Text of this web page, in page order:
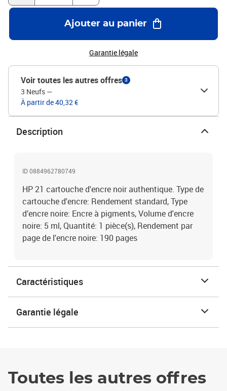
Ajouter au panier
Garantie légale
Voir toutes les autres offres 3
3 Neufs —
À partir de 40,32 €
Description
ID 0884962780749
HP 21 cartouche d'encre noir authentique. Type de
cartouche d'encre: Rendement standard, Type
d’encre noire: Encre à pigments, Volume d'encre
noire: 5 ml, Quantité: 1 pièce(s), Rendement par
page de l'encre noire: 190 pages
Caractéristiques
Garantie légale
Toutes les autres offres